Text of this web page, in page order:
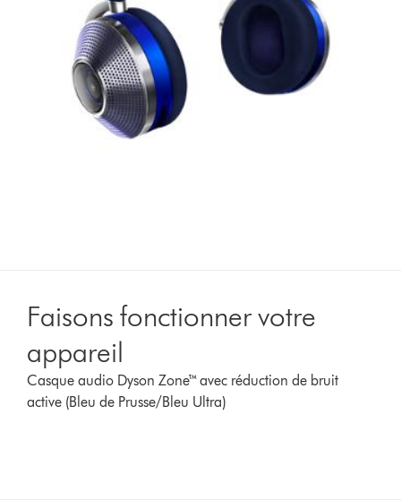
Faisons fonctionner votre
appareil
Casque audio Dyson Zone™ avec réduction de bruit
active (Bleu de Prusse/Bleu Ultra)